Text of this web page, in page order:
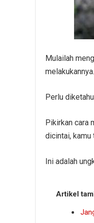
Mulailah
melakukannya.
Perlu
Pikirkan cara
dicintai, kamu
Ini adalah
Artikel